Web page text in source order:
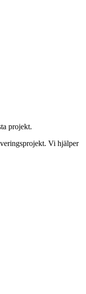
projekt.
Vi hjälper